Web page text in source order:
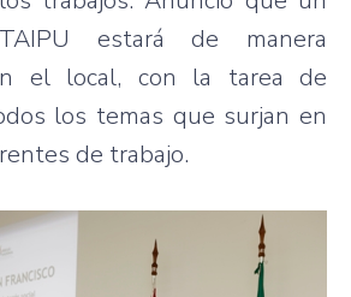
estará de manera
el local, con la tarea de
los temas que surjan en
de trabajo.